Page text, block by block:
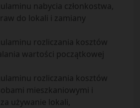
nabycia członkostwa,
do lokali i zamiany
rozliczania kosztów
wartości początkowej
rozliczania kosztów
mieszkaniowymi i
używanie lokali,